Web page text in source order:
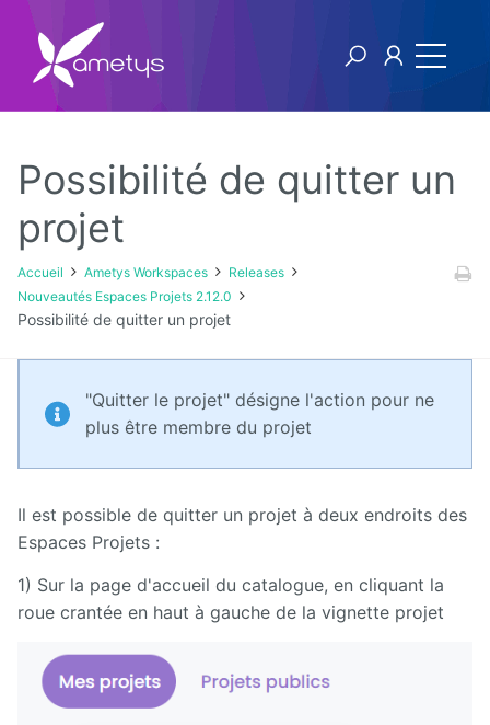
Ametys Workspaces
Releases
v2
Possibilité de quitter un
projet
Accueil Ametys Workspaces
Releases
Nouveautés Espaces Projets 2.12.0
Possibilité de quitter un projet
"Quitter le projet" désigne l'action pour ne
plus être membre du projet
Il est possible de quitter un projet à deux endroits des
Espaces Projets :
1) Sur la page d'accueil du catalogue, en cliquant la
roue crantée en haut à gauche de la vignette projet